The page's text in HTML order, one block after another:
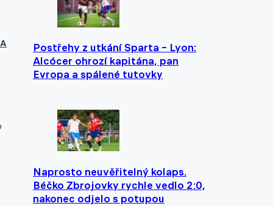
Postřehy z utkání Sparta – Lyon:
Alcócer ohrozí kapitána, pan
Evropa a spálené tutovky
Naprosto neuvěřitelný kolaps.
Béčko Zbrojovky rychle vedlo 2:0,
nakonec odjelo s potupou